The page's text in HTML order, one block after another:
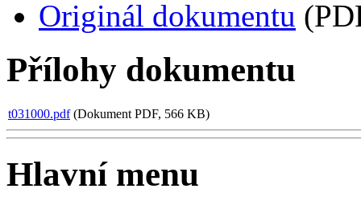
Originál dokumentu
Přílohy dokumentu
t031000.pdf(Dokument PDF, 566 KB)
Hlavní menu